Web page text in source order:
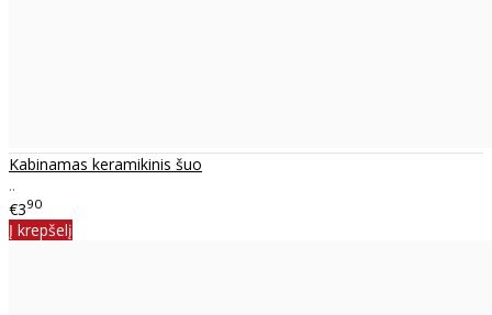
Kabinamas keramikinis šuo
..
€390
Į krepšelį